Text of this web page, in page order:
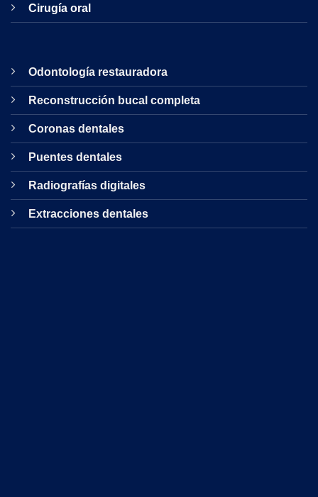
Cirugía oral
Odontología restauradora
Reconstrucción bucal completa
Coronas dentales
Puentes dentales
Radiografías digitales
Extracciones dentales